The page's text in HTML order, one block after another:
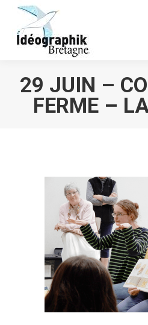
29 JUIN –
FERME –